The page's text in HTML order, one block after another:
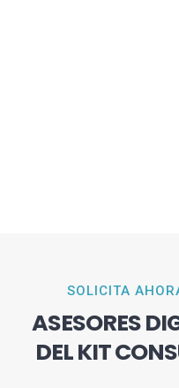
SOLICITA
ASESORES
DEL KIT